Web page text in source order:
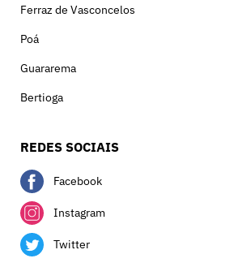
Ferraz de Vasconcelos
Poá
Guararema
Bertioga
REDES SOCIAIS
Facebook
Instagram
Twitter